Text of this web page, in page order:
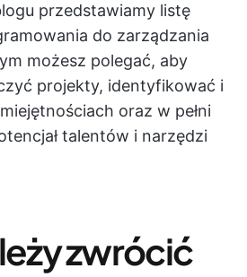
przedstawiamy listę
do zarządzania
możesz polegać, aby
projekty, identyfikować i
oraz w pełni
talentów i narzędzi
zwrócić